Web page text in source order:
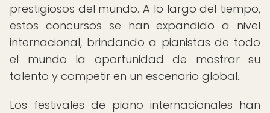
prestigiosos del mundo. A lo largo del tiempo,
estos concursos se han expandido a nivel
internacional, brindando a pianistas de todo
el mundo la oportunidad de mostrar su
talento y competir en un escenario global.
Los festivales de piano internacionales han